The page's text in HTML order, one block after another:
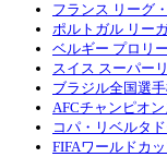
フランス リーグ
ポルトガル リー
ベルギー プロリ
スイス スーパー
ブラジル全国選
AFCチャンピオ
コパ・リベルタ
FIFAワールドカ